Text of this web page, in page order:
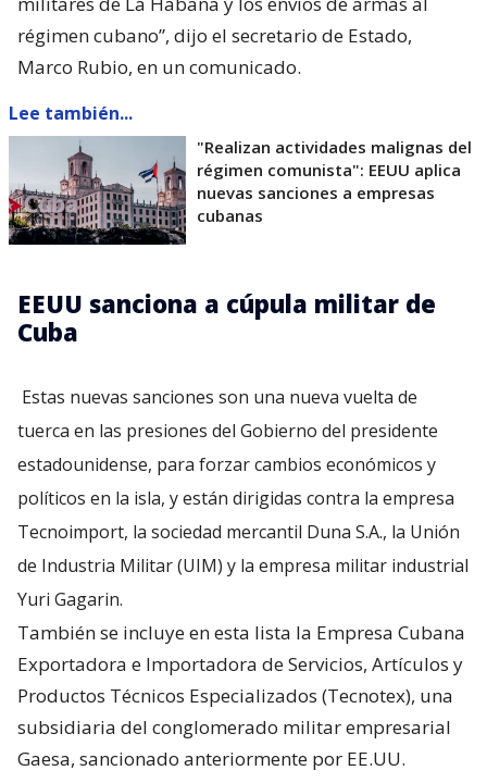
régimen cubano”, dijo el secretario de Estado,
Marco Rubio, en un comunicado.
Lee también...
"Realizan actividades malignas del
régimen comunista": EEUU aplica
nuevas sanciones a empresas
cubanas
EEUU sanciona a cúpula militar de
Cuba
Estas nuevas sanciones son una nueva vuelta de
tuerca en las presiones del Gobierno del presidente
estadounidense, para forzar cambios económicos y
políticos en la isla, y están dirigidas contra la empresa
Tecnoimport, la sociedad mercantil Duna S.A., la Unión
de Industria Militar (UIM) y la empresa militar industrial
Yuri Gagarin.
También se incluye en esta lista la Empresa Cubana
Exportadora e Importadora de Servicios, Artículos y
Productos Técnicos Especializados (Tecnotex), una
subsidiaria del conglomerado militar empresarial
Gaesa, sancionado anteriormente por EE.UU.